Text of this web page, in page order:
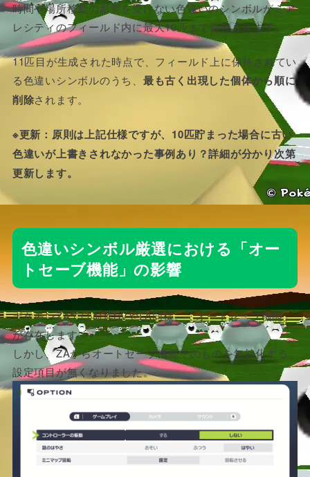
時間や場所移動の影響を受けない色違いのシンボルがミア
レシティのフィールド内に最大10匹まで保持されます。
11匹目が生成された時点で、フィールド上に保持されてい
る色違いシンボルのうち、 最も古く出現した個体から順に
削除されます。
※更新：原則は上記仕様ですが、10匹貯まった場合に古い
色違いが上書きされなかった事例あり？詳細が分かり次第
更新します。
色違いシンボル厳選における「オー
トセーブ機能」の影響
ポケモンZAでは前作SVやLA同様、「オートセーブ機能」
が存在します。
しかし、ZAからオートセーブ機能そのものを無効化する
設定項目が無くなりました。